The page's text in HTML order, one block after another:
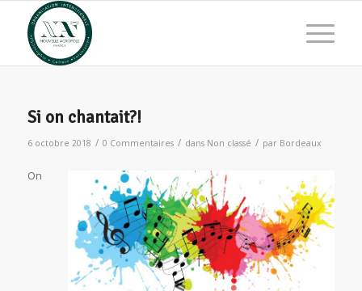
Si on chantait?!
6 octobre 2018 / 0 Commentaires / dans Non classé / par Bordeaux
On